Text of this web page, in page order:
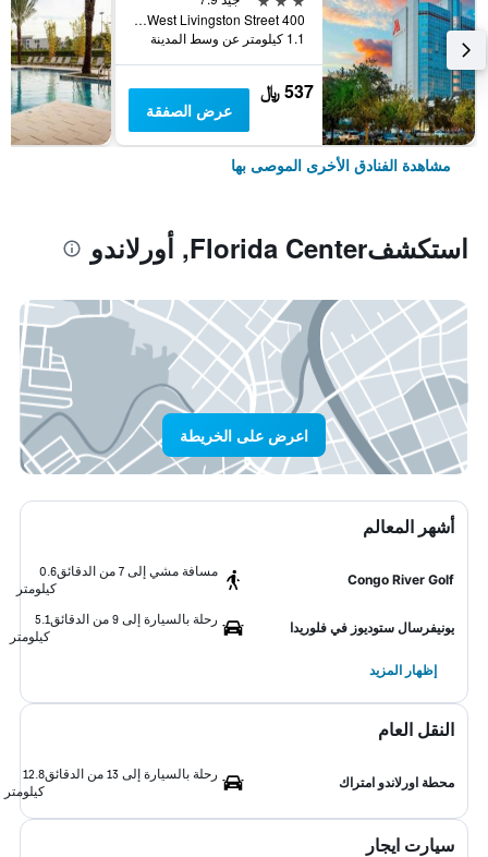
400 West Livingston Street, أورلاندو, FL, الولايات المتحدة الأميريكية
1.1 كيلومتر عن وسط المدينة
537 ﷼
عرض الصفقة
مشاهدة الفنادق الأخرى الموصى بها
استكشفFlorida Center, أورلاندو
اعرض على الخريطة
أشهر المعالم
Congo River Golf
مسافة مشي إلى 7 من الدقائق
0.6
كيلومتر
يونيفرسال ستوديوز في فلوريدا
رحلة بالسيارة إلى 9 من الدقائق
5.1
كيلومتر
إظهار المزيد
النقل العام
محطة اورلاندو امتراك
رحلة بالسيارة إلى 13 من الدقائق
12.8
كيلومتر
سيارت ايجار